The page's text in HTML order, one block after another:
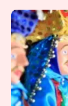
– tour à la
– suivi du
propriété
– découverte
cueillette
– randonnée
– visite de la